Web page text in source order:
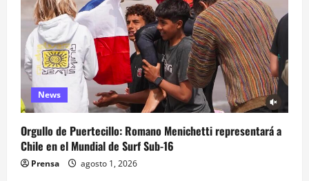
News
Orgullo de Puertecillo: Romano Menichetti representará a
Chile en el Mundial de Surf Sub-16
Prensa agosto 1, 2026